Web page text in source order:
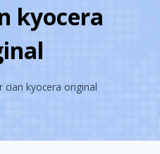
kyocera
cian kyocera original